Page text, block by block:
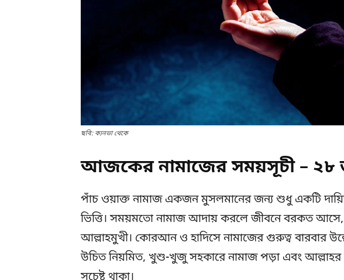
ছবি: ক্যনভা থেকে
আজকের নামাজের সময়সূচী –
পাঁচ ওয়াক্ত নামাজ একজন মুসলমানের জন্য শুধু একটি
ভিত্তি। সময়মতো নামাজ আদায় করলে জীবনে বরকত
আল্লাহমুখী। কোরআন ও হাদিসে নামাজের গুরুত্ব বারবার
উচিত নিয়মিত, খুশু-খুজু সহকারে নামাজ পড়া এবং আল্লাহর